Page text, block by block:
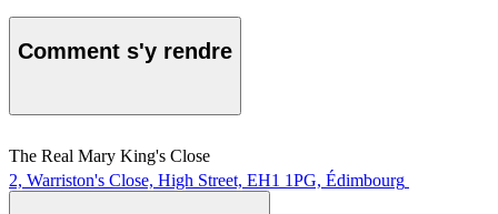
Comment s'y rendre
The Real Mary King's Close
2, Warriston's Close, High Street, EH1 1PG, Édimbourg